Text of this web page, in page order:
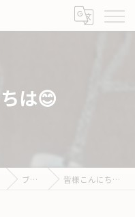
は😊
ブログ 皆様こんにちは😊